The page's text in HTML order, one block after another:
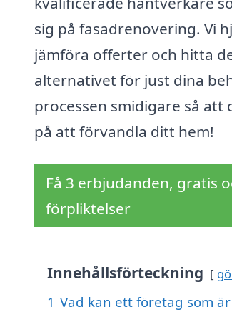
sig på fasadrenovering. Vi
jämföra offerter och hitta
alternativet för just dina
processen smidigare så att
på att förvandla ditt hem!
Få 3 erbjudanden, gratis
förpliktelser
Innehållsförteckning
1 Vad kan ett företag som